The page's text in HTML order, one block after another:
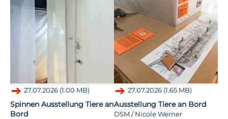
27.07.2026 (1.00 MB)
Spinnen Ausstellung Tiere an
Bord
27.07.2026 (1.65 MB)
Ausstellung Tiere an Bord
DSM / Nicole Werner